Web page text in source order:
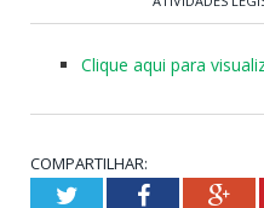
Clique aqui para
COMPARTILHAR:
TwitterFacebook